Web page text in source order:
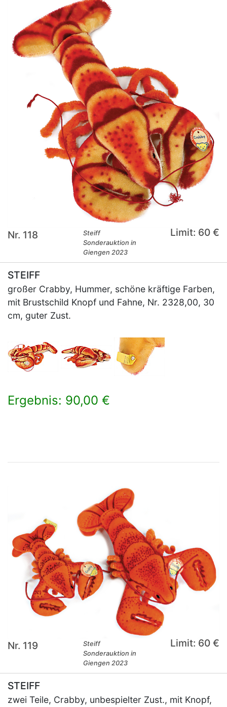
Nr. 118
Steiff
Sonderauktion in
Giengen 2023
Limit: 60 €
STEIFF
großer Crabby, Hummer, schöne kräftige Farben,
mit Brustschild Knopf und Fahne, Nr. 2328,00, 30
cm, guter Zust.
Ergebnis: 90,00 €
Nr. 119
Steiff
Sonderauktion in
Giengen 2023
Limit: 60 €
STEIFF
zwei Teile, Crabby, unbespielter Zust., mit Knopf,